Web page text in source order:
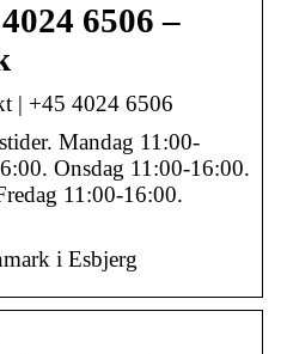
6506 –
| +45 4024 6506
Mandag 11:00-
Onsdag 11:00-16:00.
11:00-16:00.
i Esbjerg